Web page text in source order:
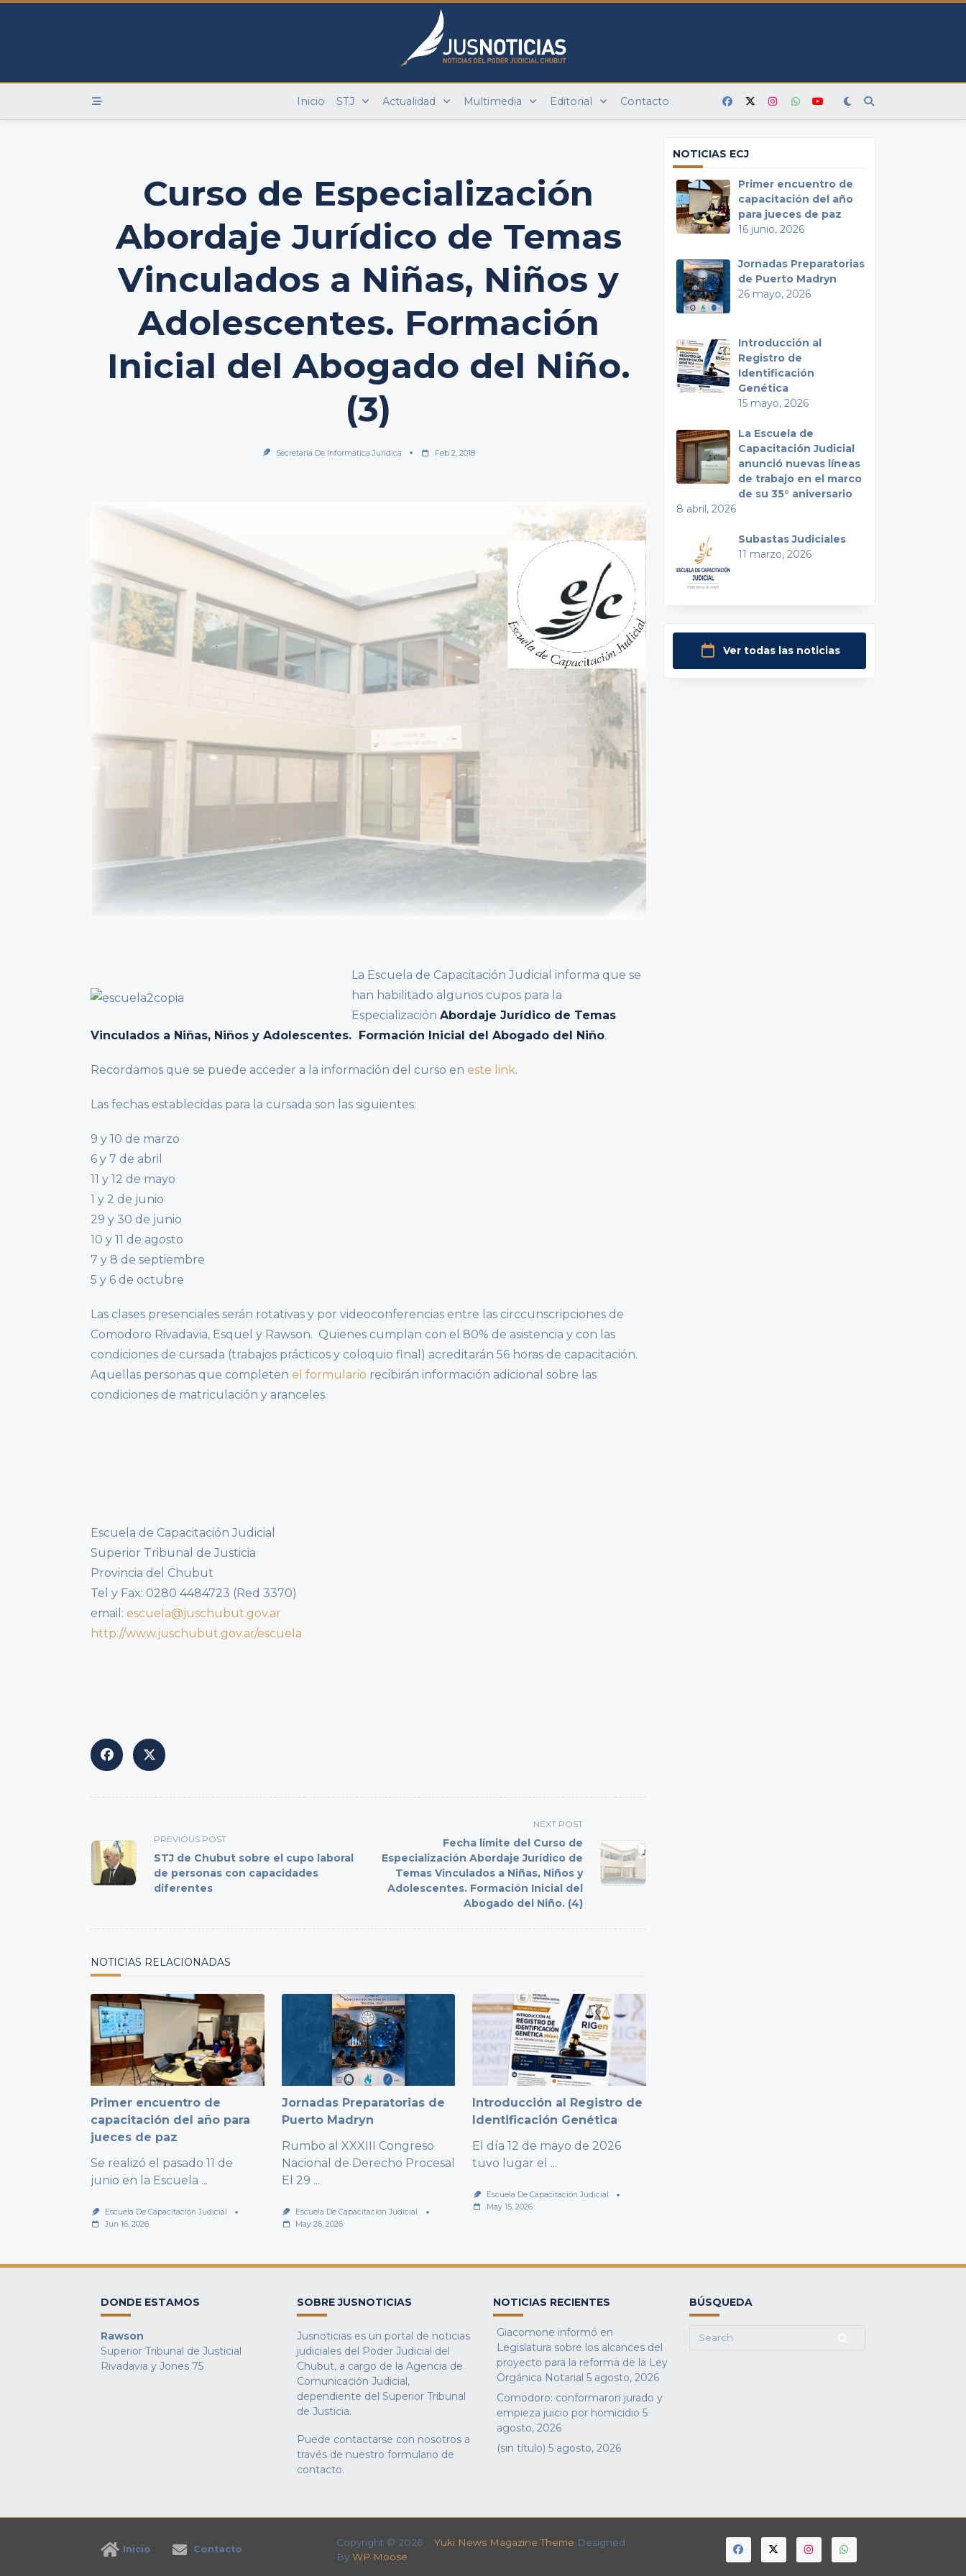
Skip
Inicio STJ Actualidad Multimedia Editorial Contacto
Curso de Especialización
Abordaje Jurídico de Temas
Vinculados a Niñas, Niños y
Adolescentes. Formación
Inicial del Abogado del Niño.
(3)
Secretaría De Informática Jurídica Feb 2, 2018
La Escuela de Capacitación Judicial informa que se
han habilitado algunos cupos para la
Especialización Abordaje Jurídico de Temas
Vinculados a Niñas, Niños y Adolescentes. Formación Inicial del Abogado del Niño.
Recordamos que se puede acceder a la información del curso en este link.
Las fechas establecidas para la cursada son las siguientes:
9 y 10 de marzo
6 y 7 de abril
11 y 12 de mayo
1 y 2 de junio
29 y 30 de junio
10 y 11 de agosto
7 y 8 de septiembre
5 y 6 de octubre
Las clases presenciales serán rotativas y por videoconferencias entre las circcunscripciones de
Comodoro Rivadavia, Esquel y Rawson. Quienes cumplan con el 80% de asistencia y con las
condiciones de cursada (trabajos prácticos y coloquio final) acreditarán 56 horas de capacitación.
Aquellas personas que completen el formulario recibirán información adicional sobre las
condiciones de matriculación y aranceles.
Escuela de Capacitación Judicial
Superior Tribunal de Justicia
Provincia del Chubut
Tel y Fax: 0280 4484723 (Red 3370)
email: escuela@juschubut.gov.ar
http://www.juschubut.gov.ar/escuela
class="nav-
subtitle
screen-
PREVIOUS POST
STJ de Chubut sobre el cupo laboral
de personas con capacidades
diferentes
NEXT POST
Fecha límite del Curso de
Especialización Abordaje Jurídico de
Temas Vinculados a Niñas, Niños y
Adolescentes. Formación Inicial del
Abogado del Niño. (4)
NOTICIAS RELACIONADAS
Primer encuentro de
capacitación del año para
jueces de paz
Se realizó el pasado 11 de
junio en la Escuela ...
Escuela De Capacitación Judicial
Jun 16, 2026
Jornadas Preparatorias de
Puerto Madryn
Rumbo al XXXIII Congreso
Nacional de Derecho Procesal
El 29 ...
Escuela De Capacitación Judicial
May 26, 2026
Introducción al Registro de
Identificación Genética
El día 12 de mayo de 2026
tuvo lugar el ...
Escuela De Capacitación Judicial
May 15, 2026
NOTICIAS ECJ
Primer encuentro de
capacitación del año
para jueces de paz
16 junio, 2026
Jornadas Preparatorias
de Puerto Madryn
26 mayo, 2026
Introducción al
Registro de
Identificación
Genética
15 mayo, 2026
La Escuela de
Capacitación Judicial
anunció nuevas líneas
de trabajo en el marco
de su 35° aniversario
8 abril, 2026
Subastas Judiciales
11 marzo, 2026
Ver todas las noticias
DONDE ESTAMOS
Rawson
Superior Tribunal de Justicial
Rivadavia y Jones 75
SOBRE JUSNOTICIAS
Jusnoticias es un portal de noticias
judiciales del Poder Judicial del
Chubut, a cargo de la Agencia de
Comunicación Judicial,
dependiente del Superior Tribunal
de Justicia.
Puede contactarse con nosotros a
través de nuestro formulario de
contacto.
NOTICIAS RECIENTES
Giacomone informó en
Legislatura sobre los alcances del
proyecto para la reforma de la Ley
Orgánica Notarial 5 agosto, 2026
Comodoro: conformaron jurado y
empieza juicio por homicidio 5
agosto, 2026
(sin título) 5 agosto, 2026
BÚSQUEDA
Search
Inicio Contacto
Copyright © 2026 Yuki News Magazine Theme Designed
By WP Moose